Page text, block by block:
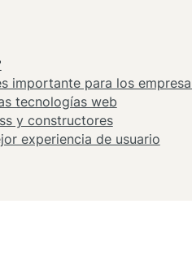
importante para los
tecnologías web
y constructores
experiencia de usuario